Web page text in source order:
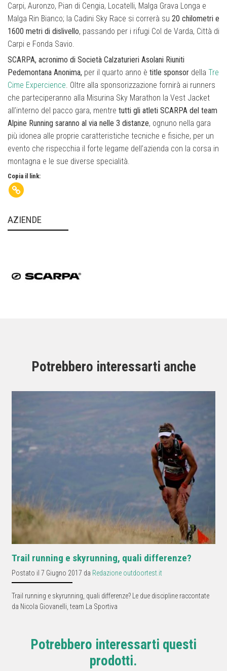
Carpi, Auronzo, Pian di Cengia, Locatelli, Malga Grava Longa e
Malga Rin Bianco; la Cadini Sky Race si correrà su 20 chilometri e
1600 metri di dislivello, passando per i rifugi Col de Varda, Città di
Carpi e Fonda Savio.
SCARPA, acronimo di Società Calzaturieri Asolani Riuniti
Pedemontana Anonima, per il quarto anno è title sponsor della Tre
Cime Expercience. Oltre alla sponsorizzazione fornirà ai runners
che parteciperanno alla Misurina Sky Marathon la Vest Jacket
all’interno del pacco gara, mentre tutti gli atleti SCARPA del team
Alpine Running saranno al via nelle 3 distanze, ognuno nella gara
più idonea alle proprie caratteristiche tecniche e fisiche, per un
evento che rispecchia il forte legame dell’azienda con la corsa in
montagna e le sue diverse specialità.
Copia il link:
AZIENDE
Potrebbero interessarti anche
Trail running e skyrunning, quali differenze?
Postato il 7 Giugno 2017 da Redazione outdoortest.it
Trail running e skyrunning, quali differenze? Le due discipline raccontate
da Nicola Giovanelli, team La Sportiva
Potrebbero interessarti questi
prodotti.